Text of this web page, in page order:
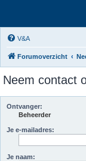
V&A
Forumoverzicht
Neem contact
Ontvanger:
Beheerder
Je e-mailadres:
Je naam: